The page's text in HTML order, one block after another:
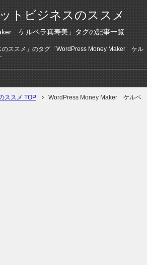
トビジネスのススメ
ケルベラ真寿美」タグの記事一覧
のススメ」のタグ「WordPress Money Maker ケル
ススメ TOP
WordPress Money Maker ケルベ